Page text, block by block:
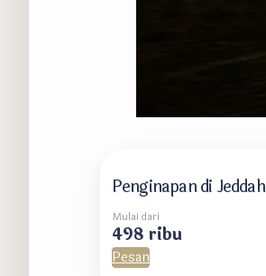
Penginapan di Jeddah
Mulai dari
498 ribu
Pesan